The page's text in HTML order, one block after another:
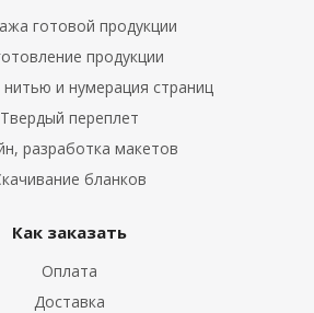
готовой продукции
продукции
и нумерация страниц
Твердый переплет
разработка макетов
бланков
Как заказать
Оплата
Доставка